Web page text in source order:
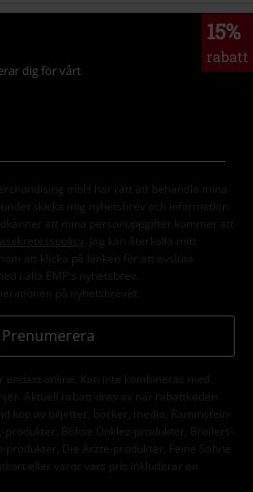
15%
rabatt
dig för vårt
mbH har rätt att behandla mina
skicka mig nyhetsbrev och information
att mina personuppgifter kommer att
. Jag kan återkalla mitt
att klicka på länken för att avsluta
i alla EMP:s nyhetsbrev.
på nyhetsbrevet.
Prenumerera
endast online. Kan inte kombineras med
Aktuell rabatt dras av när rabattkoden
köp av biljetter, böcker, media, Rammstein-
Böhse Onklez-produkter, Broilers-
produkter, Die Ärzte-produkter, Feine Sahne
eller varor vars pris inkluderar en